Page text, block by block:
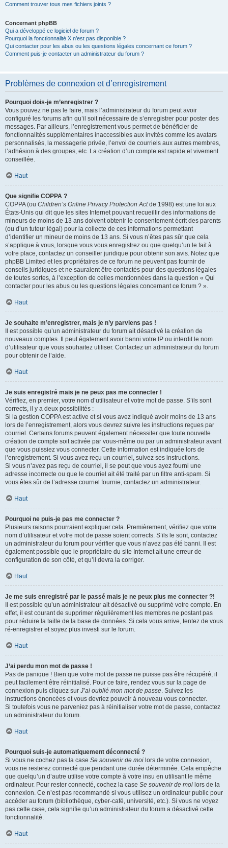
Comment trouver tous mes fichiers joints ?
Concernant phpBB
Qui a développé ce logiciel de forum ?
Pourquoi la fonctionnalité X n’est pas disponible ?
Qui contacter pour les abus ou les questions légales concernant ce forum ?
Comment puis-je contacter un administrateur du forum ?
Problèmes de connexion et d’enregistrement
Pourquoi dois-je m’enregistrer ?
Vous pouvez ne pas le faire, mais l’administrateur du forum peut avoir
configuré les forums afin qu’il soit nécessaire de s’enregistrer pour poster des
messages. Par ailleurs, l’enregistrement vous permet de bénéficier de
fonctionnalités supplémentaires inaccessibles aux invités comme les avatars
personnalisés, la messagerie privée, l’envoi de courriels aux autres membres,
l’adhésion à des groupes, etc. La création d’un compte est rapide et vivement
conseillée.
Haut
Que signifie COPPA ?
COPPA (ou Children’s Online Privacy Protection Actde 1998) est une loi aux
États-Unis qui dit que les sites Internet pouvant recueillir des informations de
mineurs de moins de 13 ans doivent obtenir le consentement écrit des parents
(ou d’un tuteur légal) pour la collecte de ces informations permettant
d’identifier un mineur de moins de 13 ans. Si vous n’êtes pas sûr que cela
s’applique à vous, lorsque vous vous enregistrez ou que quelqu’un le fait à
votre place, contactez un conseiller juridique pour obtenir son avis. Notez que
phpBB Limited et les propriétaires de ce forum ne peuvent pas fournir de
conseils juridiques et ne sauraient être contactés pour des questions légales
de toutes sortes, à l’exception de celles mentionnées dans la question « Qui
contacter pour les abus ou les questions légales concernant ce forum ? ».
Haut
Je souhaite m’enregistrer, mais je n’y parviens pas !
Il est possible qu’un administrateur du forum ait désactivé la création de
nouveaux comptes. Il peut également avoir banni votre IP ou interdit le nom
d’utilisateur que vous souhaitez utiliser. Contactez un administrateur du forum
pour obtenir de l’aide.
Haut
Je suis enregistré mais je ne peux pas me connecter !
Vérifiez, en premier, votre nom d’utilisateur et votre mot de passe. S’ils sont
corrects, il y a deux possibilités :
Si la gestion COPPA est active et si vous avez indiqué avoir moins de 13 ans
lors de l’enregistrement, alors vous devrez suivre les instructions reçues par
courriel. Certains forums peuvent également nécessiter que toute nouvelle
création de compte soit activée par vous-même ou par un administrateur avant
que vous puissiez vous connecter. Cette information est indiquée lors de
l’enregistrement. Si vous avez reçu un courriel, suivez ses instructions.
Si vous n’avez pas reçu de courriel, il se peut que vous ayez fourni une
adresse incorrecte ou que le courriel ait été traité par un filtre anti-spam. Si
vous êtes sûr de l’adresse courriel fournie, contactez un administrateur.
Haut
Pourquoi ne puis-je pas me connecter ?
Plusieurs raisons pourraient expliquer cela. Premièrement, vérifiez que votre
nom d’utilisateur et votre mot de passe soient corrects. S’ils le sont, contactez
un administrateur du forum pour vérifier que vous n’avez pas été banni. Il est
également possible que le propriétaire du site Internet ait une erreur de
configuration de son côté, et qu’il devra la corriger.
Haut
Je me suis enregistré par le passé mais je ne peux plus me connecter ?!
Il est possible qu’un administrateur ait désactivé ou supprimé votre compte. En
effet, il est courant de supprimer régulièrement les membres ne postant pas
pour réduire la taille de la base de données. Si cela vous arrive, tentez de vous
ré-enregistrer et soyez plus investi sur le forum.
Haut
J’ai perdu mon mot de passe !
Pas de panique ! Bien que votre mot de passe ne puisse pas être récupéré, il
peut facilement être réinitialisé. Pour ce faire, rendez vous sur la page de
connexion puis cliquez sur J’ai oublié mon mot de passe. Suivez les
instructions énoncées et vous devriez pouvoir à nouveau vous connecter.
Si toutefois vous ne parveniez pas à réinitialiser votre mot de passe, contactez
un administrateur du forum.
Haut
Pourquoi suis-je automatiquement déconnecté ?
Si vous ne cochez pas la case Se souvenir de moi lors de votre connexion,
vous ne resterez connecté que pendant une durée déterminée. Cela empêche
que quelqu’un d’autre utilise votre compte à votre insu en utilisant le même
ordinateur. Pour rester connecté, cochez la case Se souvenir de moi lors de la
connexion. Ce n’est pas recommandé si vous utilisez un ordinateur public pour
accéder au forum (bibliothèque, cyber-café, université, etc.). Si vous ne voyez
pas cette case, cela signifie qu’un administrateur du forum a désactivé cette
fonctionnalité.
Haut